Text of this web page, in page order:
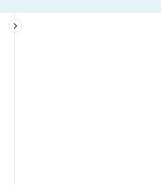
keyboard_arrow_right